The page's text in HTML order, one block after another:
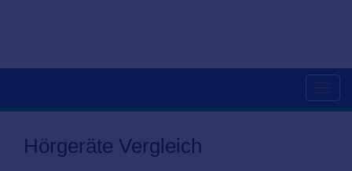
Hörgeräte Vergleich